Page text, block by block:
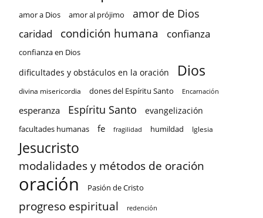
amor a Dios amor al prójimo amor de Dios
caridad condición humana confianza
confianza en Dios
dificultades y obstáculos en la oración Dios
divina misericordia dones del Espíritu Santo Encarnación
esperanza Espíritu Santo evangelización
facultades humanas fe fragilidad humildad Iglesia
Jesucristo
modalidades y métodos de oración
oración Pasión de Cristo
progreso espiritual redención